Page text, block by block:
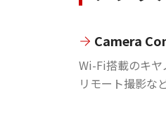
Camera
Wi-Fi搭載のキヤ
リモート撮影な